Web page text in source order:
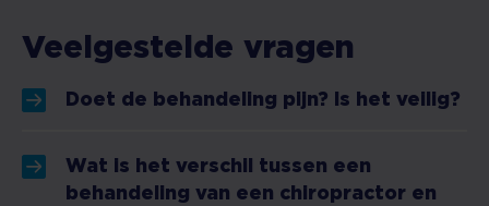
Veelgestelde vragen
Doet de behandeling pijn? Is het veilig?
Wat is het verschil tussen een
behandeling van een chiropractor en